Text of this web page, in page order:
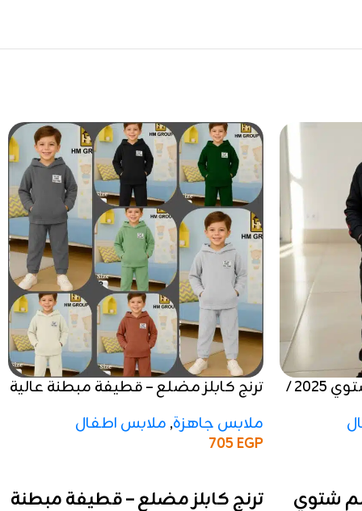
ترنج جاكار اسود – موسم شتوي 2025 /
شتوي
ترنج كابلز مضلع – قطيفة مبطنة عالية
ملابس جاهزة, ملابس اطفال
705EGP
ترنج كابلز مضلع – قطيفة مبطنة